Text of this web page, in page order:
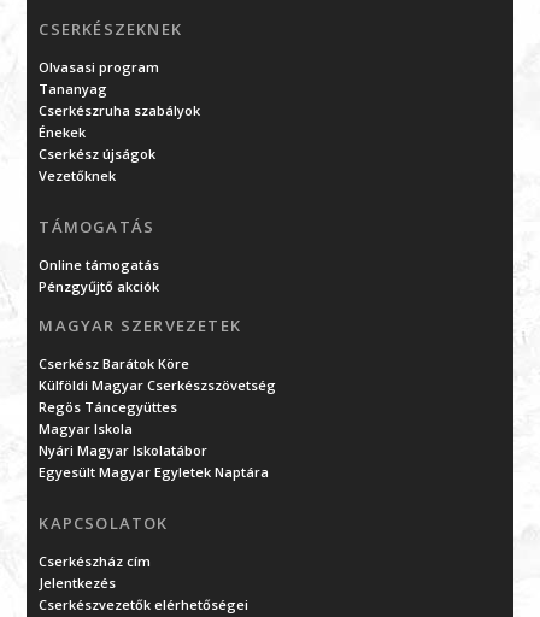
CSERKÉSZEKNEK
Olvasasi program
Tananyag
Cserkészruha szabályok
Énekek
Cserkész újságok
Vezetőknek
TÁMOGATÁS
Online támogatás
Pénzgyűjtő akciók
MAGYAR SZERVEZETEK
Cserkész Barátok Köre
Külföldi Magyar Cserkészszövetség
Regös Táncegyüttes
Magyar Iskola
Nyári Magyar Iskolatábor
Egyesült Magyar Egyletek Naptára
KAPCSOLATOK
Cserkészház cím
Jelentkezés
Cserkészvezetők elérhetőségei